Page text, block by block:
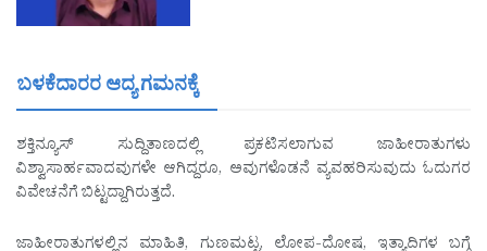
ಬಳಕೆದಾರರ ಆದ್ಯ ಗಮನಕ್ಕೆ
ಶಕ್ತಿನ್ಯೂಸ್ ಸುದ್ದಿತಾಣದಲ್ಲಿ ಪ್ರಕಟಿಸಲಾಗುವ ಜಾಹೀರಾತುಗಳು
ವಿಶ್ವಾಸಾರ್ಹವಾದವುಗಳೇ ಆಗಿದ್ದರೂ, ಅವುಗಳೊಡನೆ ವ್ಯವಹರಿಸುವುದು ಓದುಗರ
ವಿವೇಚನೆಗೆ ಬಿಟ್ಟದ್ದಾಗಿರುತ್ತದೆ.
ಜಾಹೀರಾತುಗಳಲ್ಲಿನ ಮಾಹಿತಿ, ಗುಣಮಟ್ಟ, ಲೋಪ-ದೋಷ, ಇತ್ಯಾದಿಗಳ ಬಗ್ಗೆ